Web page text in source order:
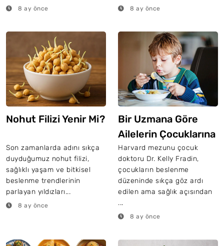
8 ay önce 8 ay önce
Nohut Filizi Yenir Mi?
Son zamanlarda adını sıkça
duyduğumuz nohut filizi,
sağlıklı yaşam ve bitkisel
beslenme trendlerinin
parlayan yıldızları...
8 ay önce
Bir Uzmana Göre
Ailelerin Çocuklarına
Yeterince
Yedirmediği 1
Numaralı Yiyecek
Harvard mezunu çocuk
doktoru Dr. Kelly Fradin,
çocukların beslenme
düzeninde sıkça göz ardı
edilen ama sağlık açısından
...
8 ay önce